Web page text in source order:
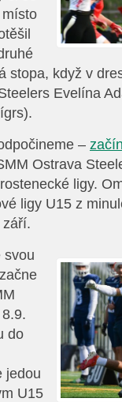
stopa, když v
Evelína
–
Ostrava
ligy.
ligy U15 z
září.
svou
do
jedou
U15